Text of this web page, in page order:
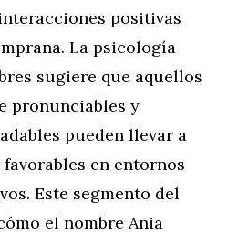
positivas
La psicología
sugiere que aquellos
pronunciables y
pueden llevar a
en entornos
Este segmento del
el nombre Ania